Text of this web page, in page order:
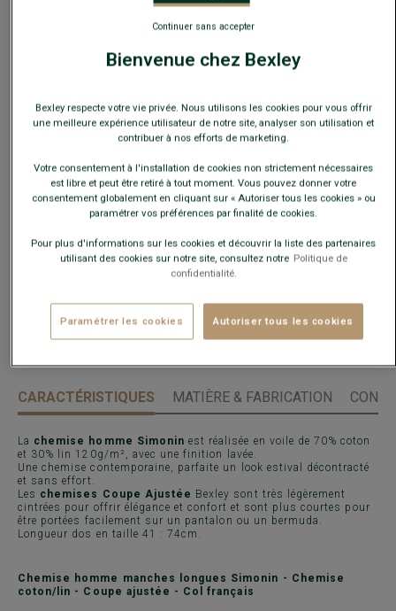
Quelle est ma taille ?
− + AJOUTER AU PANIER
30 jours pour changer d'avis !
CARACTÉRISTIQUES MATIÈRE & FABRICATION
La chemise homme Simonin est réalisée en voile de 70% coton
et 30% lin 120g/m², avec une finition lavée.
Une chemise contemporaine, parfaite un look estival décontracté
et sans effort.
Les chemises Coupe Ajustée Bexley sont très légèrement
cintrées pour offrir élégance et confort et sont plus courtes pour
être portées facilement sur un pantalon ou un bermuda.
Longueur dos en taille 41 : 74cm.
Chemise homme manches longues Simonin - Chemise
coton/lin - Coupe ajustée - Col français
Bienvenue chez Bexley
Bexley respecte votre vie privée. Nous utilisons les cookies pour vous offrir
une meilleure expérience utilisateur de notre site, analyser son utilisation et
contribuer à nos efforts de marketing.
Votre consentement à l'installation de cookies non strictement nécessaires
est libre et peut être retiré à tout moment. Vous pouvez donner votre
consentement globalement en cliquant sur « Autoriser tous les cookies » ou
paramétrer vos préférences par finalité de cookies.
Pour plus d'informations sur les cookies et découvrir la liste des partenaires
utilisant des cookies sur notre site, consultez notre Politique de
confidentialité.
Paramétrer les cookies Autoriser tous les cookies
Continuer sans accepter